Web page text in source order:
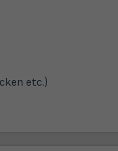
etc.)